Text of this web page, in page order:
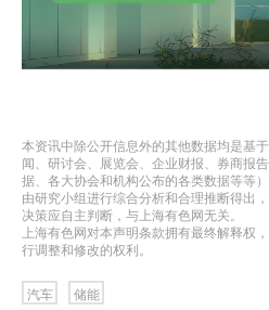
本资讯中除公开信息外的其他数据均是基
闻、研讨会、展览会、企业财报、券商报
据、各大协会和机构公布的各类数据等等
由研究小组进行综合分析和合理推断得出
决策应自主判断，与上海有色网无关。
上海有色网对本声明条款拥有最终解释权
行调整和修改的权利。
汽车 储能